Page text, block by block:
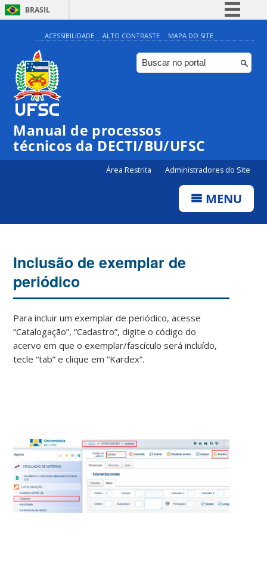
BRASIL
Simplifique!
Comunica BR
Participe
ACESSIBILIDADE ALTO CONTRASTE MAPA DO SITE
Manual de processos
técnicos da DECTI/BU/UFSC
Área Restrita Administradores do Site
MENU
Inclusão de exemplar de
periódico
Para incluir um exemplar de periódico, acesse
“Catalogação”, “Cadastro”, digite o código do
acervo em que o exemplar/fascículo será incluído,
tecle “tab” e clique em “Kardex”.